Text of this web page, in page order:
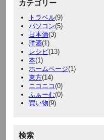
カテゴリー
トラベル(9)
パソコン(5)
日本酒(3)
洋酒(1)
レシピ(13)
本(1)
ホームページ(1)
東方(14)
ニコニコ(0)
ふぁーむ(0)
買い物(9)
検索